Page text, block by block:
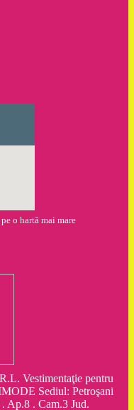
pe o hartă mai mare
Vestimentaţie pentru
Sediul: Petroşani
Ap.8 . Cam.3 Jud.